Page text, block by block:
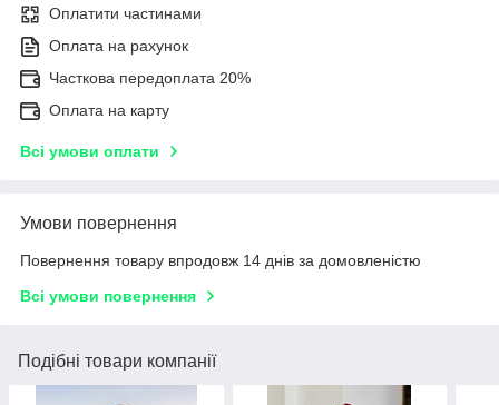
Оплатити частинами
Оплата на рахунок
Часткова передоплата 20%
Оплата на карту
Всі умови оплати
Умови повернення
Повернення товару впродовж 14 днів за домовленістю
Всі умови повернення
Подібні товари компанії